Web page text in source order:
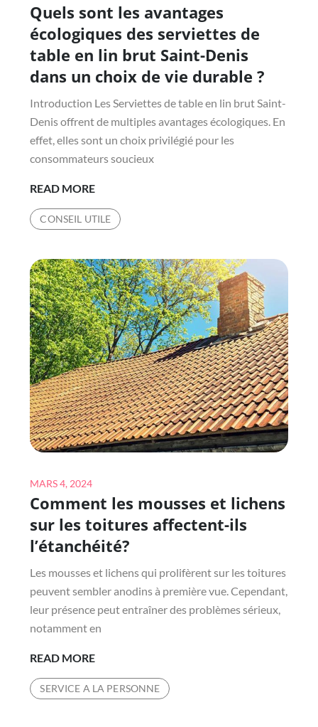
ÉTUDIANTS
CHERCHANT
DU
TRAVAIL?
on
Quels sont les avantages
écologiques des serviettes de
table en lin brut Saint-Denis
dans un choix de vie durable ?
Introduction Les Serviettes de table en lin brut Saint-
Denis offrent de multiples avantages écologiques. En
effet, elles sont un choix privilégié pour les
consommateurs soucieux
READ MOREQUELS
SONT
LES
ÉCOLOGIQUES
DES
SERVIETTES
DE
TABLE
EN
LIN
BRUT
SAINT-
DENIS
DANS
DE
VIE
DURABLE
CONSEIL UTILE
Posted
on
MARS 4, 2024
Comment les mousses et lichens
sur les toitures affectent-ils
l’étanchéité?
Les mousses et lichens qui prolifèrent sur les toitures
peuvent sembler anodins à première vue. Cependant,
leur présence peut entraîner des problèmes sérieux,
notamment en
READ MORECOMMENT
LES
MOUSSES
SERVICE A LA PERSONNE